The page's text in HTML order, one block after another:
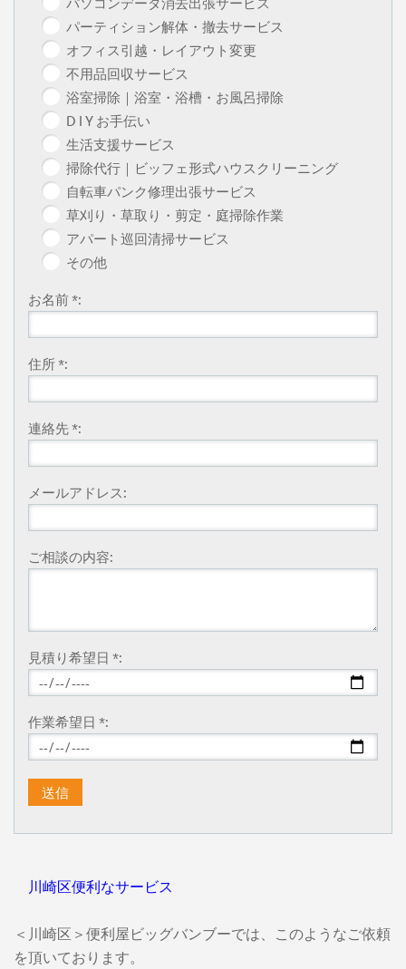
パーティション解体・撤去サービス
オフィス引越・レイアウト変更
不用品回収サービス
浴室掃除｜浴室・浴槽・お風呂掃除
D I Y お手伝い
生活支援サービス
掃除代行｜ビッフェ形式ハウスクリーニング
自転車パンク修理出張サービス
草刈り・草取り・剪定・庭掃除作業
アパート巡回清掃サービス
その他
お名前 *:
住所 *:
連絡先 *:
メールアドレス:
ご相談の内容:
見積り希望日 *:
作業希望日 *:
川崎区便利なサービス
＜川崎区＞便利屋ビッグバンブーでは、このようなご依頼
を頂いております。